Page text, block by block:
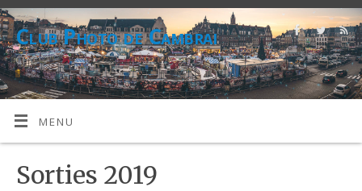
Club Photo de Cambrai
CPC
MENU
Sorties 2019